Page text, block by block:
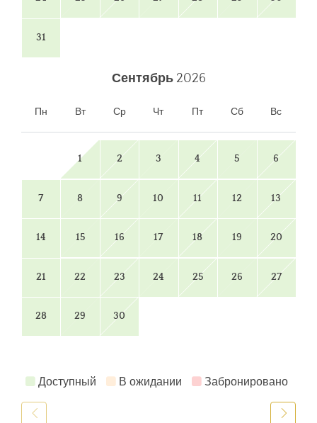
31
Сентябрь 2026
Пн Вт Ср Чт Пт Сб Вс
1 2 3 4 5 6
7 8 9 10 11 12 13
14 15 16 17 18 19 20
21 22 23 24 25 26 27
28 29 30
Доступный В ожидании Забронировано